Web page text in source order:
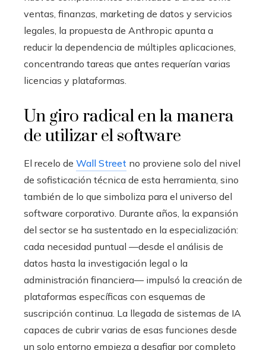
ventas, finanzas, marketing de datos y servicios
legales, la propuesta de Anthropic apunta a
reducir la dependencia de múltiples aplicaciones,
concentrando tareas que antes requerían varias
licencias y plataformas.
Un giro radical en la manera
de utilizar el software
El recelo de Wall Street no proviene solo del nivel
de sofisticación técnica de esta herramienta, sino
también de lo que simboliza para el universo del
software corporativo. Durante años, la expansión
del sector se ha sustentado en la especialización:
cada necesidad puntual —desde el análisis de
datos hasta la investigación legal o la
administración financiera— impulsó la creación de
plataformas específicas con esquemas de
suscripción continua. La llegada de sistemas de IA
capaces de cubrir varias de esas funciones desde
un solo entorno empieza a desafiar por completo